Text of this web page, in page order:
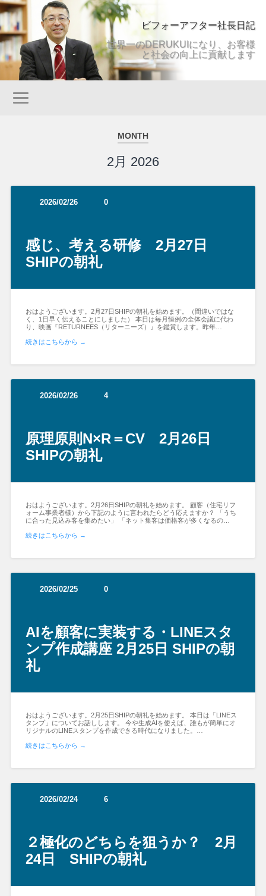
ビフォーアフター社長日記
世界一のDERUKUIになり、お客様
と社会の向上に貢献します
MONTH
2月 2026
2026/02/26 0
感じ、考える研修 2月27日
SHIPの朝礼
おはようございます。2月27日SHIPの朝礼を始めます。（間違いではな
く、1日早く伝えることにしました） 本日は毎月恒例の全体会議に代わ
り、映画『RETURNEES（リターニーズ）』を鑑賞します。昨年…
続きはこちらから →
2026/02/26 4
原理原則N×R＝CV 2月26日
SHIPの朝礼
おはようございます。2月26日SHIPの朝礼を始めます。 顧客（住宅リフ
ォーム事業者様）から下記のように言われたらどう応えますか？ 「うち
に合った見込み客を集めたい」 「ネット集客は価格客が多くなるの…
続きはこちらから →
2026/02/25 0
AIを顧客に実装する・LINEスタ
ンプ作成講座 2月25日 SHIPの朝
礼
おはようございます。2月25日SHIPの朝礼を始めます。 本日は「LINEス
タンプ」についてお話しします。 今や生成AIを使えば、誰もが簡単にオ
リジナルのLINEスタンプを作成できる時代になりました。…
続きはこちらから →
2026/02/24 6
２極化のどちらを狙うか？ 2月
24日 SHIPの朝礼